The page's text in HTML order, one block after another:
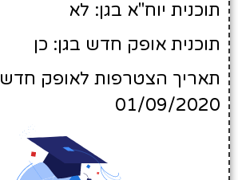
תוכנית יוח"א בגן: לא
תוכנית אופק חדש בגן: כן
תאריך הצטרפות לאופק חדש:
01/09/2020